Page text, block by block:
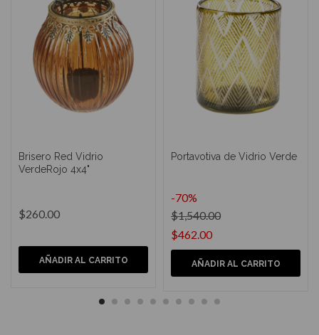
Brisero Red Vidrio
VerdeRojo 4x4"
$260.00
AÑADIR AL CARRITO
Portavotiva de Vidrio Verde
$462.00
$1,540.00
-70%
AÑADIR AL CARRITO